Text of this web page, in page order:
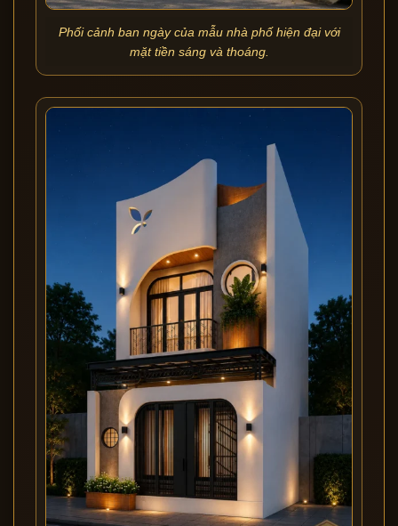
Phối cảnh ban ngày của mẫu nhà phố hiện đại với
mặt tiền sáng và thoáng.